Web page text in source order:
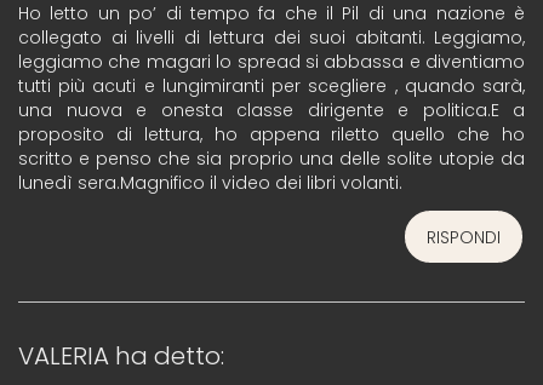
Ho letto un po’ di tempo fa che il Pil di una nazione è
collegato ai livelli di lettura dei suoi abitanti. Leggiamo,
leggiamo che magari lo spread si abbassa e diventiamo
tutti più acuti e lungimiranti per scegliere , quando sarà,
una nuova e onesta classe dirigente e politica.E a
proposito di lettura, ho appena riletto quello che ho
scritto e penso che sia proprio una delle solite utopie da
lunedì sera.Magnifico il video dei libri volanti.
RISPONDI
VALERIA ha detto: